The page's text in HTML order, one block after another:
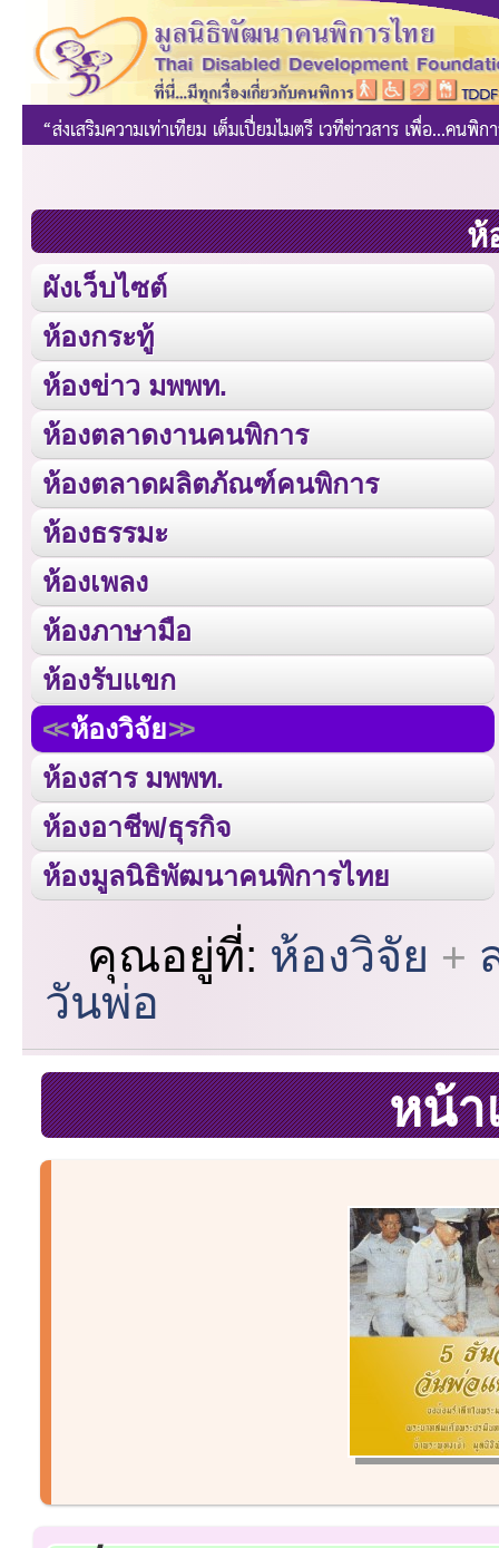
ห้
ผังเว็บไซต์
ห้องกระทู้
ห้องข่าว มพพท.
ห้องตลาดงานคนพิการ
ห้องตลาดผลิตภัณฑ์คนพิการ
ห้องธรรมะ
ห้องเพลง
ห้องภาษามือ
ห้องรับแขก
ห้องวิจัย
ห้องสาร มพพท.
ห้องอาชีพ/ธุรกิจ
ห้องมูลนิธิพัฒนาคนพิการไทย
คุณอยู่ที่: ห้องวิจัย
วันพ่อ
หน้า